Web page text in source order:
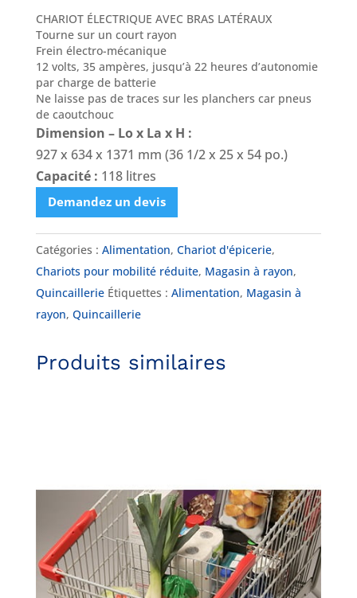
CHARIOT ÉLECTRIQUE AVEC BRAS LATÉRAUX
Tourne sur un court rayon
Frein électro-mécanique
12 volts, 35 ampères, jusqu’à 22 heures d’autonomie
par charge de batterie
Ne laisse pas de traces sur les planchers car pneus
de caoutchouc
Dimension – Lo x La x H :
927 x 634 x 1371 mm (36 1/2 x 25 x 54 po.)
Capacité : 118 litres
Demandez un devis
Catégories : Alimentation, Chariot d'épicerie,
Chariots pour mobilité réduite, Magasin à rayon,
Quincaillerie Étiquettes : Alimentation, Magasin à
rayon, Quincaillerie
Produits similaires